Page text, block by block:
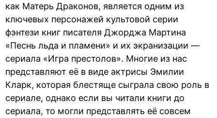
как Матерь Драконов, является одним из
ключевых персонажей культовой серии
фэнтези книг писателя Джорджа Мартина
«Песнь льда и пламени» и их экранизации —
сериала «Игра престолов». Многие из нас
представляют её в виде актрисы Эмилии
Кларк, которая блестяще сыграла свою роль в
сериале, однако если вы читали книги до
сериала, то могли представлять её совсем